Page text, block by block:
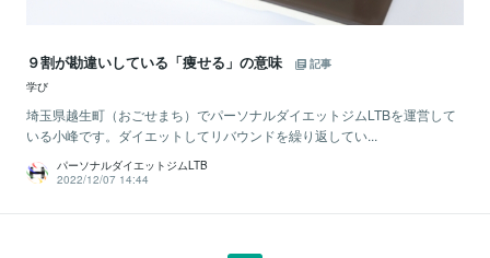
９割が勘違いしている「痩せる」の意味
記事
学び
埼玉県越生町（おごせまち）でパーソナルダイエットジムLTBを運営して
いる小峰です。ダイエットしてリバウンドを繰り返してい...
パーソナルダイエットジムLTB
2022/12/07 14:44